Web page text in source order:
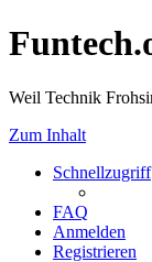
Weil Technik
Zum Inhalt
Schnellzugriff
FAQ
Anmelden
Registrieren